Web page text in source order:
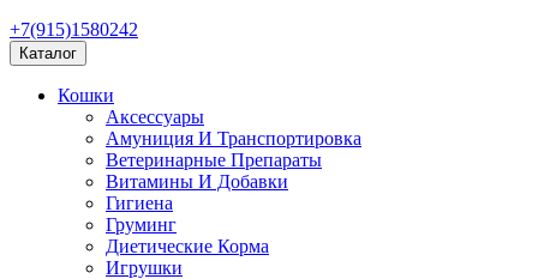
+7(915)1580242
Каталог
Кошки
Аксессуары
Амуниция И Транспортировка
Ветеринарные Препараты
Витамины И Добавки
Гигиена
Груминг
Диетические Корма
Игрушки